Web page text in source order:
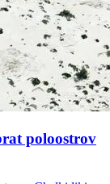
poloostrov